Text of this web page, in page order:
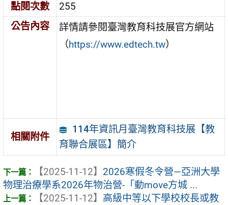
點閱次數
255
公告內容
詳情請參閱臺灣教育科技展官方網站
（https://www.edtech.tw）
相關附件
114年資訊月臺灣教育科技展【教
育聯合展區】簡介
【2025-11-12】 2026寒假冬令營—亞洲大學
物理治療學系2026年物治營-「動move方城 ...
【2025-11-12】 高級中等以下學校校長或教